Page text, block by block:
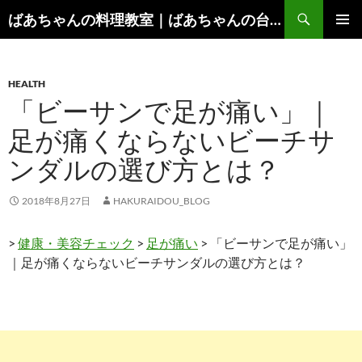
ン
ツ
キ
ッ
プ
ばあちゃんの料理教室｜ばあちゃんの台所から学ぶ、食と健康の知恵
索
HEALTH
「ビーサンで足が痛い」｜
足が痛くならないビーチサ
ンダルの選び方とは？
2018年8月27日 HAKURAIDOU_BLOG
> 健康・美容チェック > 足が痛い > 「ビーサンで足が痛い」
｜足が痛くならないビーチサンダルの選び方とは？